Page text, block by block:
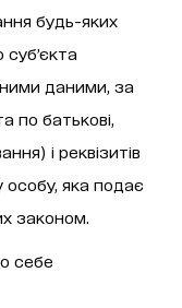
будь-яких
даними, за
по батькові,
і реквізитів
особу, яка подає
законом.
себе